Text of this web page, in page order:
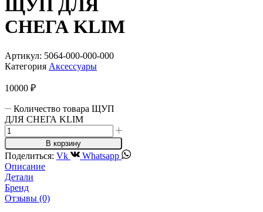
ЩУП ДЛЯ
СНЕГА KLIM
Артикул: 5064-000-000-000
Категория Аксессуары
10000 ₽
Количество товара ЩУП
ДЛЯ СНЕГА KLIM
В корзину
Поделиться: Vk
Whatsapp
Описание
Детали
Бренд
Отзывы (0)